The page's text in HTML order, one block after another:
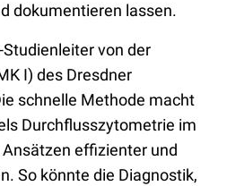
dokumentieren lassen.
Studienleiter von der
I) des Dresdner
schnelle Methode macht
Durchflusszytometrie im
effizienter und
So könnte die Diagnostik,